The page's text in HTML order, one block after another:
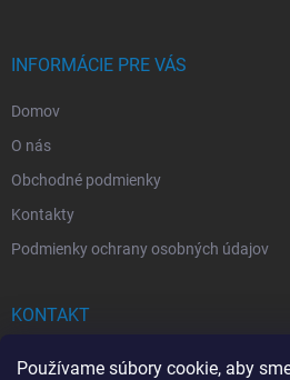
Používame súbory cookie, aby
INFORMÁCIE PRE VÁS
Domov
O nás
Obchodné podmienky
Kontakty
Podmienky ochrany osobných údajov
KONTAKT
info@drogerkovo.sk